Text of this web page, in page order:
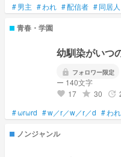
#男主 #われ #配信者 #同居人
青春・学園
幼馴染がいつ
lock フォロワー限定
ー 140文字
favorite 17 grade 30 update
#ωrωrd #w／r／w／r／d #われ
ノンジャンル